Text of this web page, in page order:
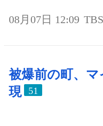
08月07日 12:09
被爆前の町、
現
51